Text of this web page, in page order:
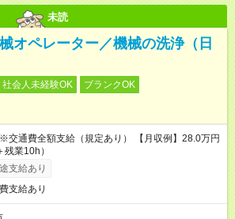
未読
オペレーター／機械の洗浄（日
社会人未経験OK
ブランクOK
交通費全額支給（規定あり） 【月収例】28.0万円
残業10h）
支給あり
支給あり